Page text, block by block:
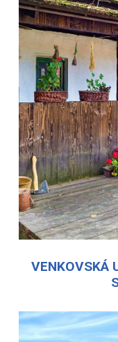
VENKOVSKÁ